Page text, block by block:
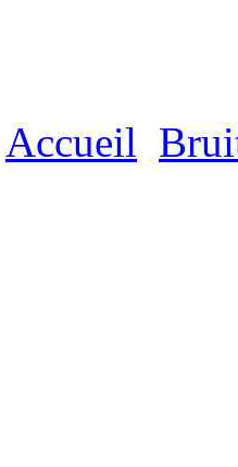
Accueil